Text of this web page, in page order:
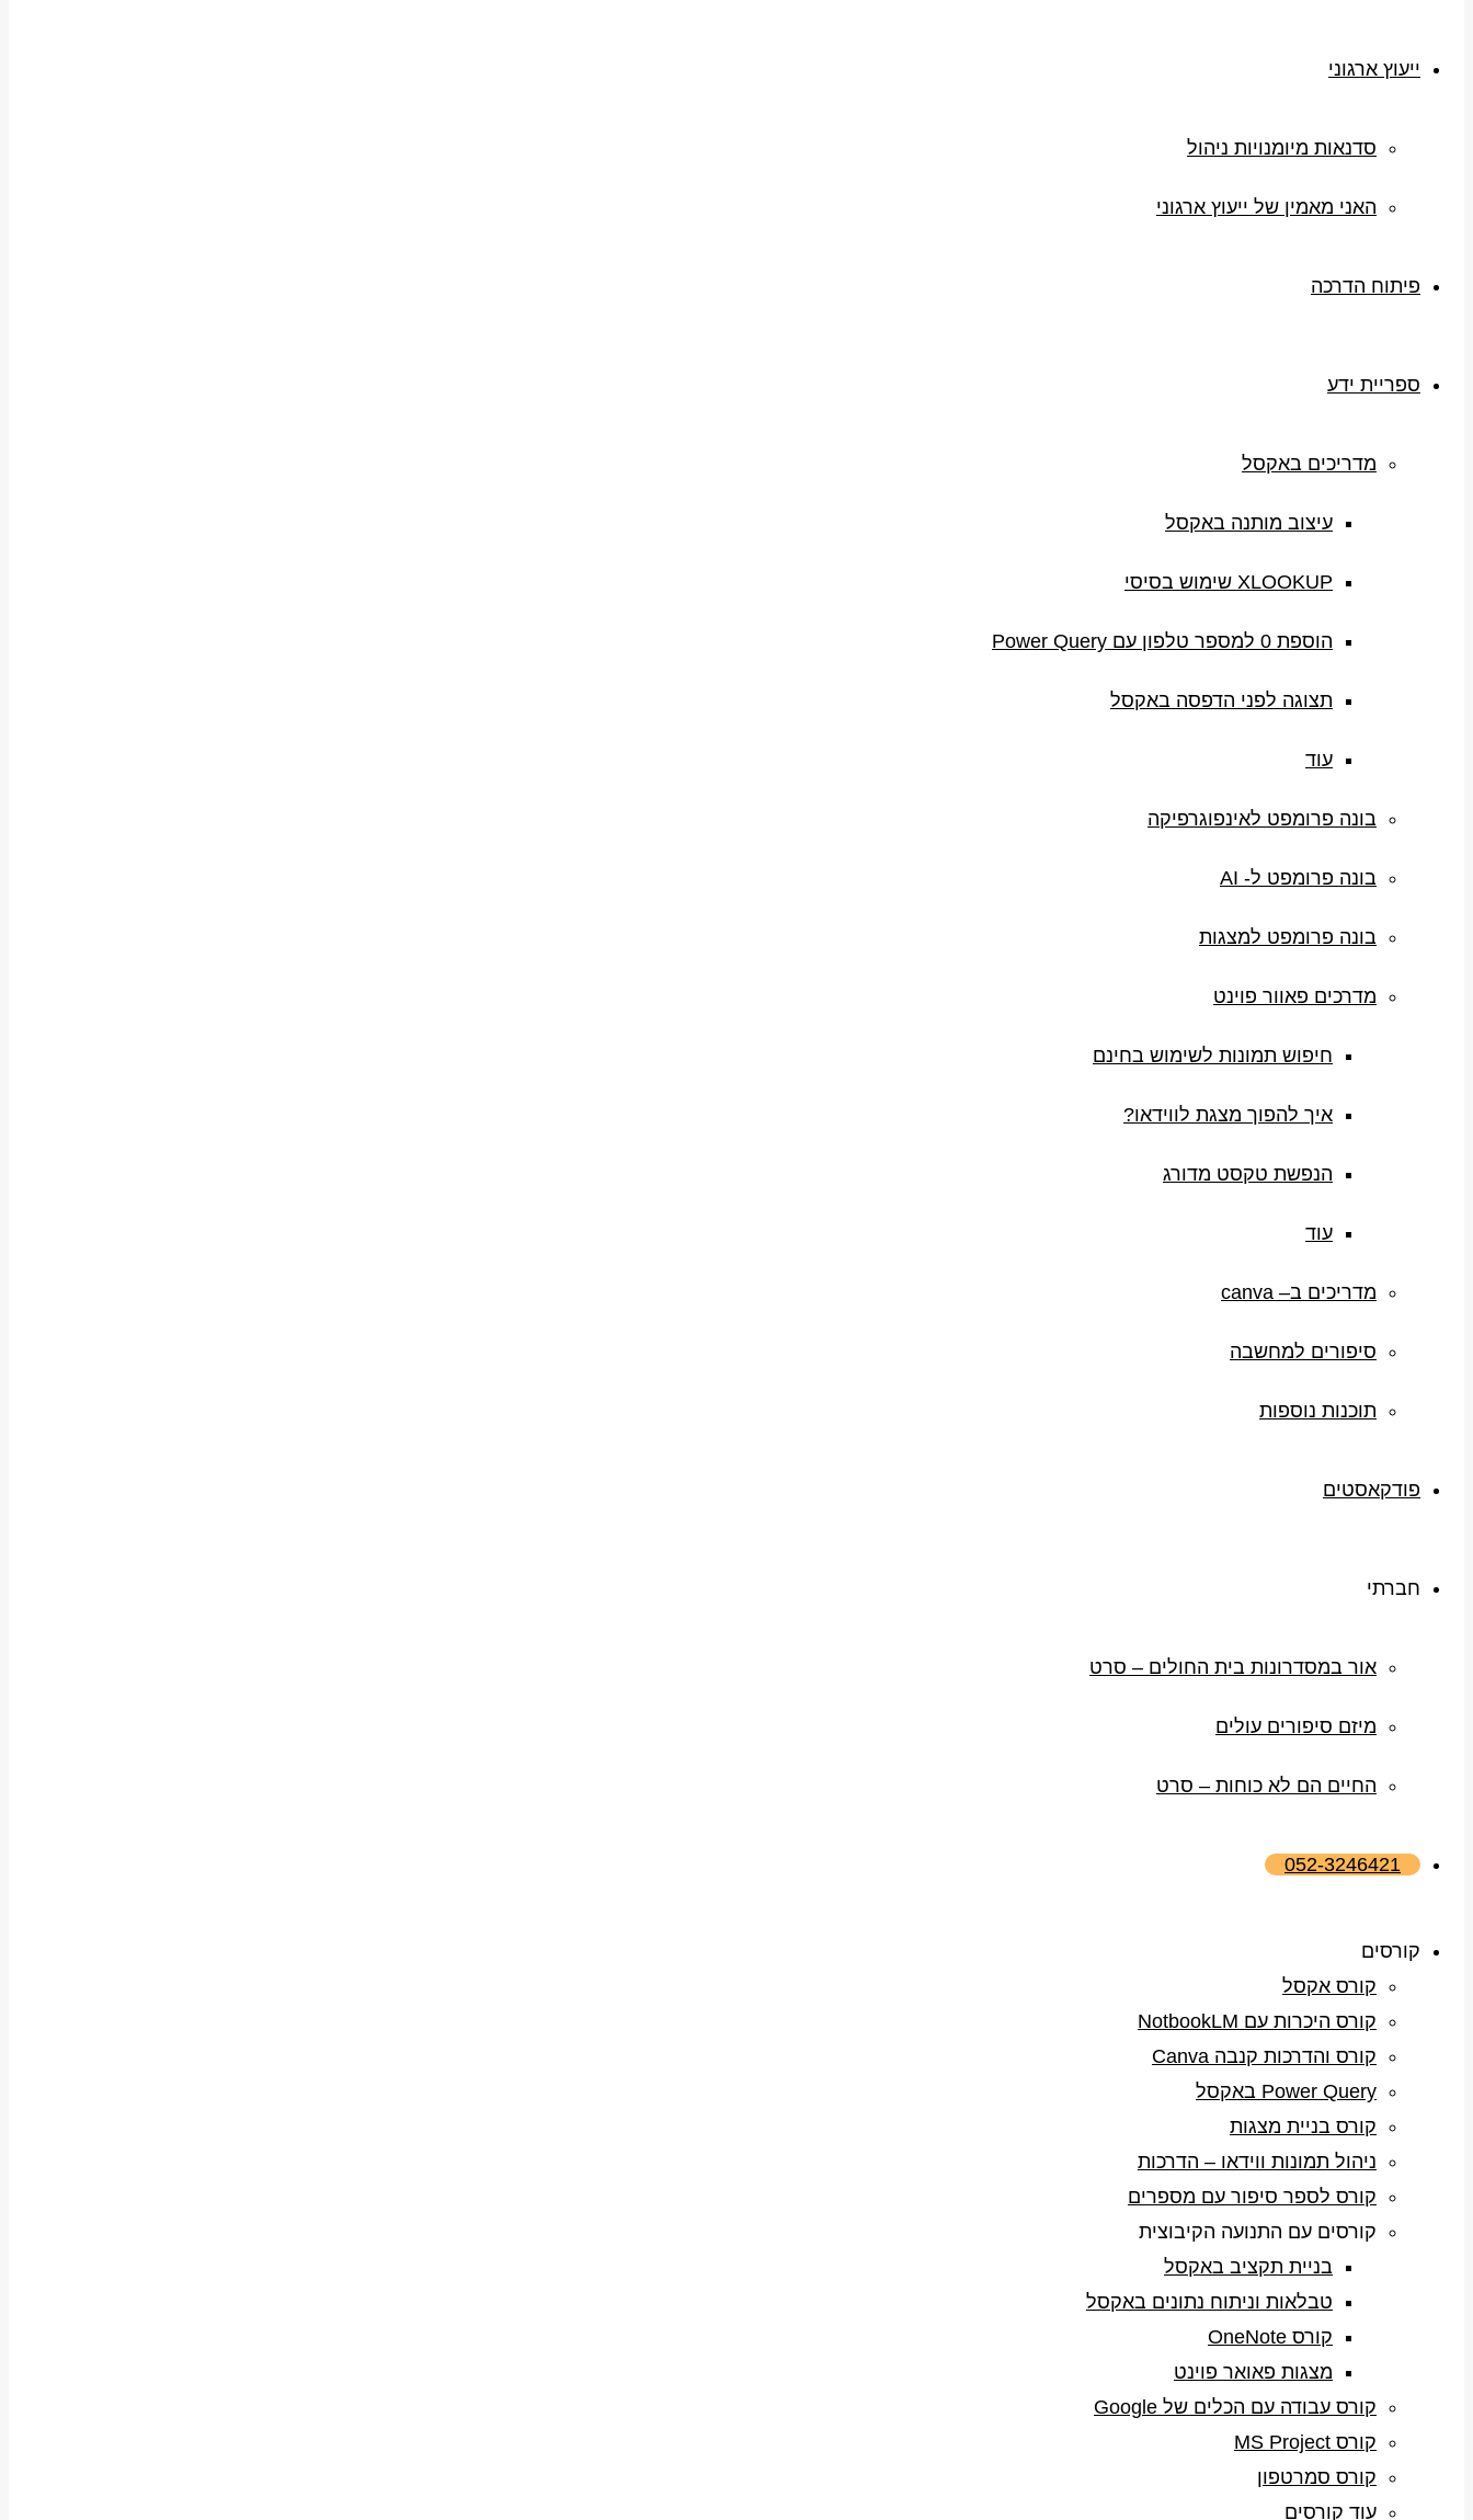
ייעוץ ארגוני
סדנאות מיומנויות ניהול
האני מאמין של ייעוץ ארגוני
פיתוח הדרכה
ספריית ידע
מדריכים באקסל
עיצוב מותנה באקסל
XLOOKUP שימוש בסיסי
הוספת 0 למספר טלפון עם Power Query
תצוגה לפני הדפסה באקסל
עוד
בונה פרומפט לאינפוגרפיקה
בונה פרומפט ל- AI
בונה פרומפט למצגות
מדרכים פאוור פוינט
חיפוש תמונות לשימוש בחינם
איך להפוך מצגת לווידאו?
הנפשת טקסט מדורג
עוד
מדריכים ב– canva
סיפורים למחשבה
תוכנות נוספות
פודקאסטים
חברתי
אור במסדרונות בית החולים – סרט
מיזם סיפורים עולים
החיים הם לא כוחות – סרט
052-3246421
קורסים
קורס אקסל
קורס היכרות עם NotbookLM
קורס והדרכות קנבה Canva
Power Query באקסל
קורס בניית מצגות
ניהול תמונות ווידאו – הדרכות
קורס לספר סיפור עם מספרים
קורסים עם התנועה הקיבוצית
בניית תקציב באקסל
טבלאות וניתוח נתונים באקסל
קורס OneNote
מצגות פאואר פוינט
קורס עבודה עם הכלים של Google
קורס MS Project
קורס סמרטפון
עוד קורסים